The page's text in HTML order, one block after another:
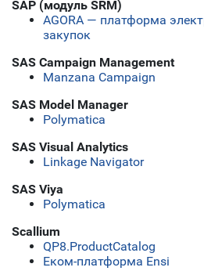
SAP (модуль SRM)
AGORA — платформа
закупок
SAS Campaign Management
Manzana Campaign
SAS Model Manager
Polymatica
SAS Visual Analytics
Linkage Navigator
SAS Viya
Polymatica
Scallium
QP8.ProductCatalog
Еком-платформа Ensi